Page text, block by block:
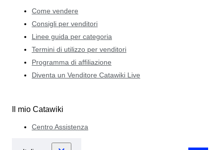
Come vendere
Consigli per venditori
Linee guida per categoria
Termini di utilizzo per venditori
Programma di affiliazione
Diventa un Venditore Catawiki Live
Il mio Catawiki
Centro Assistenza